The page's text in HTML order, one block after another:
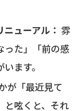
ューアル： 雰
った」「前の感
ます。
が「最近見て
と呟くと、それ